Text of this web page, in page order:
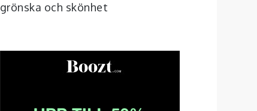
grönska och skönhet